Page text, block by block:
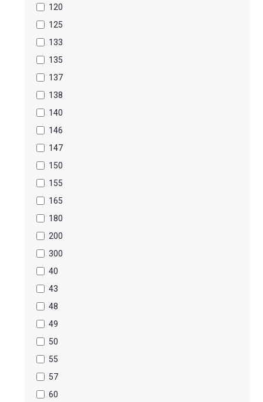
120
125
133
135
137
138
140
146
147
150
155
165
180
200
300
40
43
48
49
50
55
57
60